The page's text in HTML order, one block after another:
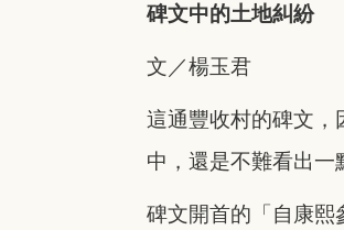
碑文中的土地糾紛
文／楊玉君
這通豐收村的碑文，
中，還是不難看出一
碑文開首的「自康熙